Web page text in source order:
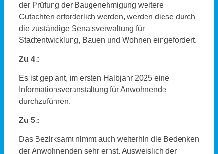
der Prüfung der Baugenehmigung weitere
Gutachten erforderlich werden, werden diese durch
die zuständige Senatsverwaltung für
Stadtentwicklung, Bauen und Wohnen eingefordert.
Zu 4.:
Es ist geplant, im ersten Halbjahr 2025 eine
Informationsveranstaltung für Anwohnende
durchzuführen.
Zu 5.:
Das Bezirksamt nimmt auch weiterhin die Bedenken
der Anwohnenden sehr ernst. Ausweislich der